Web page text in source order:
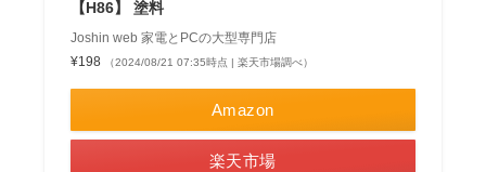
【H86】 塗料
Joshin web 家電とPCの大型専門店
¥198
（2024/08/21 07:35時点 | 楽天市場調べ）
Amazon
楽天市場